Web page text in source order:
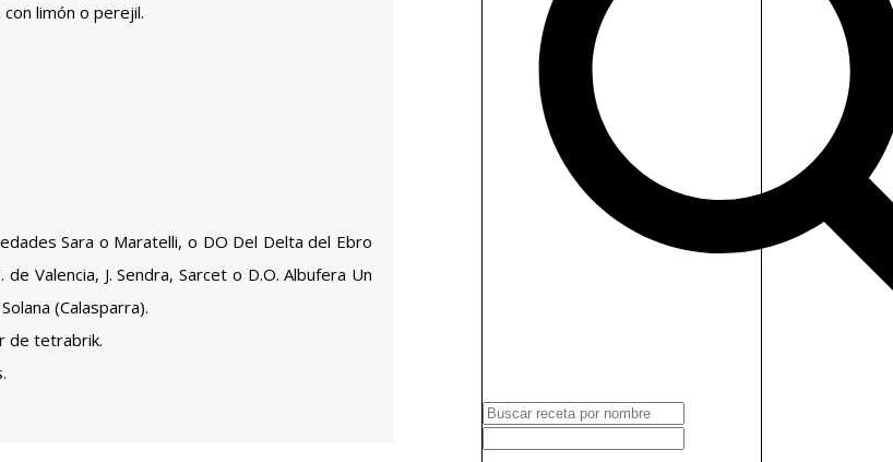
limón o perejil.
Sara o Maratelli, o DO Del Delta del Ebro
Valencia, J. Sendra, Sarcet o D.O. Albufera Un
(Calasparra).
de tetrabrik.